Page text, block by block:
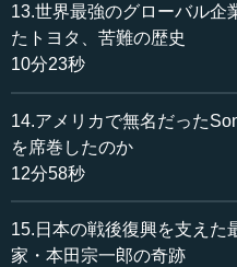
（5）休戦協定
・1953.7.27国連軍と中朝連
で休戦協定。
6. 講和条約と日米安保
（1）ダレスの講和構想
ーダレス再来日
・1951.1.25.ダレス再来日
13.世界最強のグローバル企
たトヨタ、苦難の歴史
10分23秒
14.アメリカで無名だった
を席巻したのか
12分58秒
15.日本の戦後復興を支えた
家・本田宗一郎の奇跡